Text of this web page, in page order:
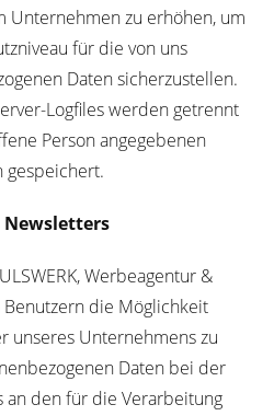
Unternehmen zu erhöhen, um
für die von uns
Daten sicherzustellen.
Logfiles werden getrennt
Person angegebenen
gespeichert.
Newsletters
Werbeagentur &
die Möglichkeit
unseres Unternehmens zu
Daten bei der
an den für die Verarbeitung